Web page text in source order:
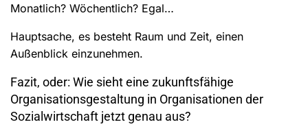
Monatlich? Wöchentlich? Egal…
Hauptsache, es besteht Raum und Zeit, einen
Außenblick einzunehmen.
Fazit, oder: Wie sieht eine zukunftsfähige
Organisationsgestaltung in Organisationen der
Sozialwirtschaft jetzt genau aus?